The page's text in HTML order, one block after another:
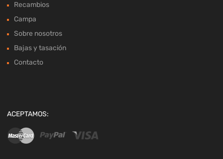
Recambios
Campa
Sobre nosotros
Bajas y tasación
Contacto
ACEPTAMOS: